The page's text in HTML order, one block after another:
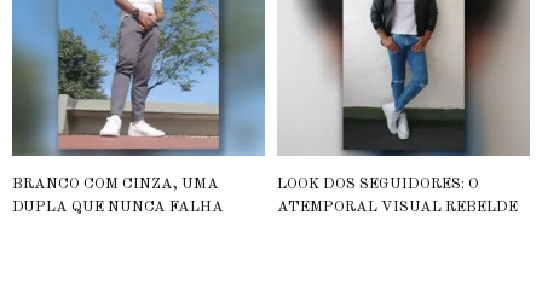
BRANCO COM CINZA, UMA
DUPLA QUE NUNCA FALHA
LOOK DOS SEGUIDORES: O
ATEMPORAL VISUAL REBELDE